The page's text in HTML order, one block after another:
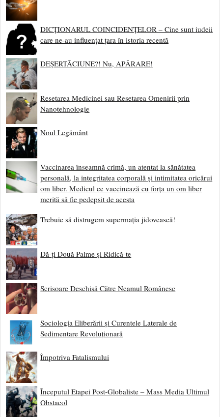
DICȚIONARUL COINCIDENȚELOR – Cine sunt iudeii
care ne-au influențat țara în istoria recentă
DEȘERTĂCIUNE?! Nu, APĂRARE!
Resetarea Medicinei sau Resetarea Omenirii prin
Nanotehnologie
Noul Legământ
Vaccinarea înseamnă crimă, un atentat la sănătatea
personală, la integritatea corporală și intimitatea oricărui
om liber. Medicul ce vaccinează cu forța un om liber
merită să fie pedepsit de acesta
Trebuie să distrugem supermația jidovească!
Dă-ți Două Palme și Ridică-te
Scrisoare Deschisă Către Neamul Românesc
Sociologia Eliberării și Curentele Laterale de
Sedimentare Revoluționară
Împotriva Fatalismului
Începutul Etapei Post-Globaliste – Mass Media Ultimul
Obstacol